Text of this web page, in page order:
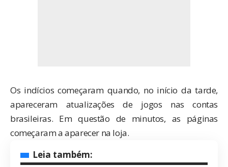
Os indícios começaram quando, no início da tarde,
apareceram atualizações de jogos nas contas
brasileiras. Em questão de minutos, as páginas
começaram a aparecer na loja.
Leia também: